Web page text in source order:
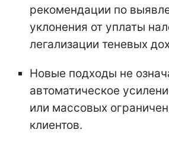
рекомендации по
уклонения от уплаты
легализации теневых
Новые подходы не
автоматическое
или массовых
клиентов.